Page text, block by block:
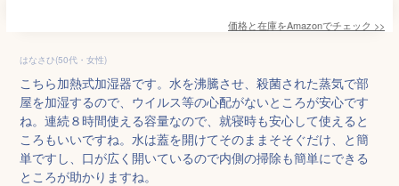
価格と在庫をAmazonでチェック >>
はなさひ(50代・女性)
こちら加熱式加湿器です。水を沸騰させ、殺菌された蒸気で部
屋を加湿するので、ウイルス等の心配がないところが安心です
ね。連続８時間使える容量なので、就寝時も安心して使えると
ころもいいですね。水は蓋を開けてそのままそそぐだけ、と簡
単ですし、口が広く開いているので内側の掃除も簡単にできる
ところが助かりますね。